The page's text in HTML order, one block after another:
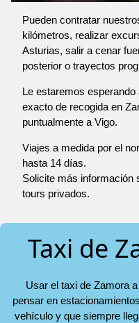
Pueden contratar
kilómetros, realizar
Asturias, salir a cenar
posterior o trayectos
Le estaremos esperando
exacto de recogida en
puntualmente a Vigo.
Viajes a medida por el
hasta 14 días.
Solicite más información
tours privados.
Taxi de
Usar el taxi de Zamora
pensar en
vehículo y que siempre